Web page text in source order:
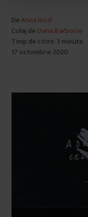
DeAnca Iosif
Colaj de Oana Barbonie
Timp de citire: 3 minute
17 octombrie 2020